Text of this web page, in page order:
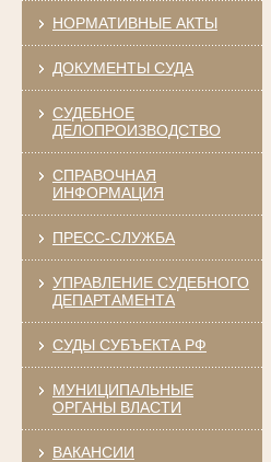
НОРМАТИВНЫЕ АКТЫ
ДОКУМЕНТЫ СУДА
СУДЕБНОЕ
ДЕЛОПРОИЗВОДСТВО
СПРАВОЧНАЯ
ИНФОРМАЦИЯ
ПРЕСС-СЛУЖБА
УПРАВЛЕНИЕ СУДЕБНОГО
ДЕПАРТАМЕНТА
СУДЫ СУБЪЕКТА РФ
МУНИЦИПАЛЬНЫЕ
ОРГАНЫ ВЛАСТИ
ВАКАНСИИ